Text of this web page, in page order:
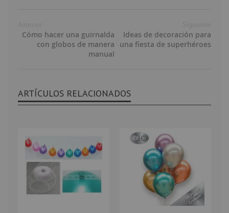
Cómo hacer una guirnalda
con globos de manera
manual
Ideas de decoración para
una fiesta de superhéroes
ARTÍCULOS RELACIONADOS